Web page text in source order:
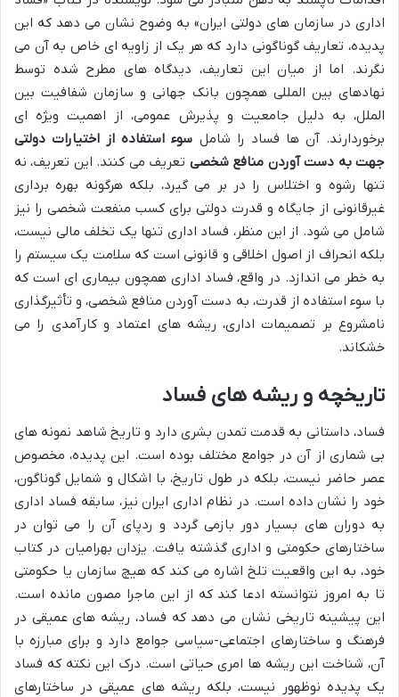
اداری در سازمان های دولتی ایران» به وضوح نشان می دهد که این
پدیده، تعاریف گوناگونی دارد که هر یک از زاویه ای خاص به آن می
نگرند. اما از میان این تعاریف، دیدگاه های مطرح شده توسط
نهادهای بین المللی همچون بانک جهانی و سازمان شفافیت بین
الملل، به دلیل جامعیت و پذیرش عمومی، از اهمیت ویژه ای
برخوردارند. آن ها فساد را شامل سوء استفاده از اختیارات دولتی
جهت به دست آوردن منافع شخصی تعریف می کنند. این تعریف، نه
تنها رشوه و اختلاس را در بر می گیرد، بلکه هرگونه بهره برداری
غیرقانونی از جایگاه و قدرت دولتی برای کسب منفعت شخصی را نیز
شامل می شود. از این منظر، فساد اداری تنها یک تخلف مالی نیست،
بلکه انحراف از اصول اخلاقی و قانونی است که سلامت یک سیستم را
به خطر می اندازد. در واقع، فساد اداری همچون بیماری ای است که
با سوء استفاده از قدرت، به دست آوردن منافع شخصی، و تأثیرگذاری
نامشروع بر تصمیمات اداری، ریشه های اعتماد و کارآمدی را می
خشکاند.
تاریخچه و ریشه های فساد
فساد، داستانی به قدمت تمدن بشری دارد و تاریخ شاهد نمونه های
بی شماری از آن در جوامع مختلف بوده است. این پدیده، مخصوص
عصر حاضر نیست، بلکه در طول تاریخ، با اشکال و شمایل گوناگون،
خود را نشان داده است. در نظام اداری ایران نیز، سابقه فساد اداری
به دوران های بسیار دور بازمی گردد و ردپای آن را می توان در
ساختارهای حکومتی و اداری گذشته یافت. یزدان بهرامیان در کتاب
خود، به این واقعیت تلخ اشاره می کند که هیچ سازمان یا حکومتی
تا به امروز نتوانسته ادعا کند که از این ماجرا مصون مانده است.
این پیشینه تاریخی نشان می دهد که فساد، ریشه های عمیقی در
فرهنگ و ساختارهای اجتماعی-سیاسی جوامع دارد و برای مبارزه با
آن، شناخت این ریشه ها امری حیاتی است. درک این نکته که فساد
یک پدیده نوظهور نیست، بلکه ریشه های عمیقی در ساختارهای